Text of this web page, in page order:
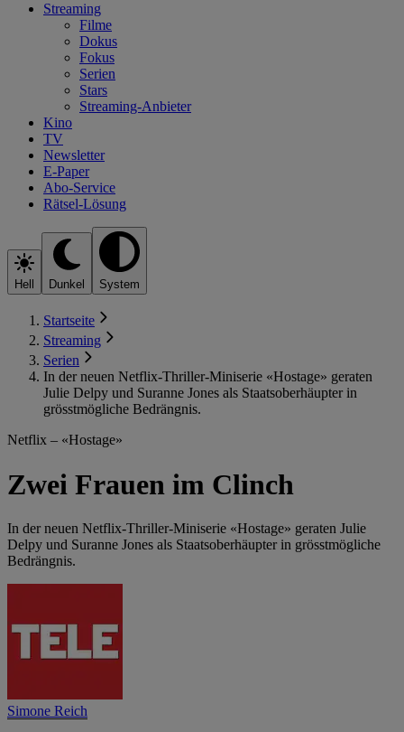
Streaming
Filme
Dokus
Fokus
Serien
Stars
Streaming-Anbieter
Kino
TV
Newsletter
E-Paper
Abo-Service
Rätsel-Lösung
Hell Dunkel System
Startseite
Streaming
Serien
In der neuen Netflix-Thriller-Miniserie «Hostage» geraten
Julie Delpy und Suranne Jones als Staatsoberhäupter in
grösstmögliche Bedrängnis.
Netflix – «Hostage»
Zwei Frauen im Clinch
In der neuen Netflix-Thriller-Miniserie «Hostage» geraten Julie
Delpy und Suranne Jones als Staatsoberhäupter in grösstmögliche
Bedrängnis.
Simone Reich